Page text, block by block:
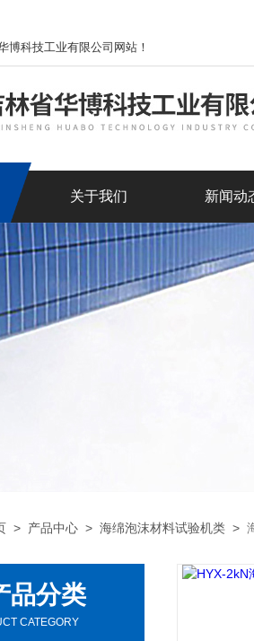
博科技工业有限公司网站！
关于我们 新闻动
> 产品中心 > 海绵泡沫材料试验机类 >
品分类
CATEGORY